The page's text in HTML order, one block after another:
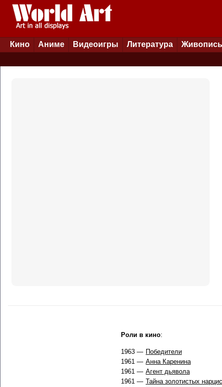
Кино Аниме Видеоигры Литература Живопись
Роли в кино:
1963 — Победители
1961 — Анна Каренина
1961 — Агент дьявола
1961 — Тайна золотистых